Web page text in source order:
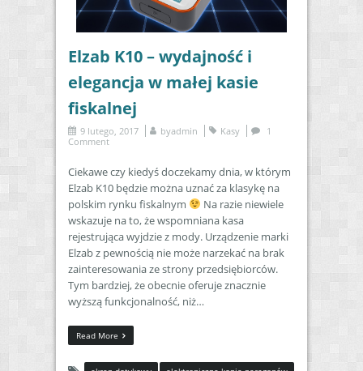
Elzab K10 – wydajność i
elegancja w małej kasie
fiskalnej
9 lutego, 2017 byadmin Kasy
1
Comment
Ciekawe czy kiedyś doczekamy dnia, w którym
Elzab K10 będzie można uznać za klasykę na
polskim rynku fiskalnym
Na razie niewiele
wskazuje na to, że wspomniana kasa
rejestrująca wyjdzie z mody. Urządzenie marki
Elzab z pewnością nie może narzekać na brak
zainteresowania ze strony przedsiębiorców.
Tym bardziej, że obecnie oferuje znacznie
wyższą funkcjonalność, niż…
Read More